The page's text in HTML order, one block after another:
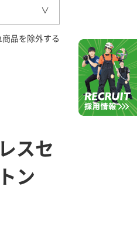
商品を除外する
スセ
ン